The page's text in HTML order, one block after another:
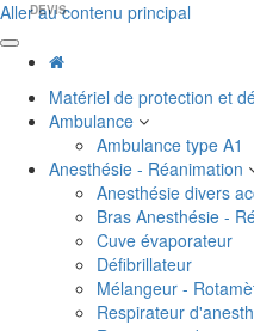
Aller au contenu principal
Matériel de protection et
Ambulance
Ambulance type A1
Anesthésie - Réanimation
Anesthésie divers
Bras Anesthésie -
Cuve évaporateur
Défibrillateur
Mélangeur -
Respirateur
DEVIS